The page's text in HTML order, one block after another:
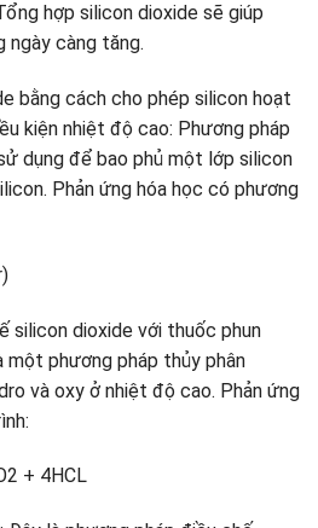
hợp silicon dioxide sẽ giúp
ngày càng tăng.
bằng cách cho phép silicon hoạt
kiện nhiệt độ cao: Phương pháp
dụng để bao phủ một lớp silicon
Phản ứng hóa học có phương
silicon dioxide với thuốc phun
phương pháp thủy phân
và oxy ở nhiệt độ cao. Phản ứng
+ 4HCL